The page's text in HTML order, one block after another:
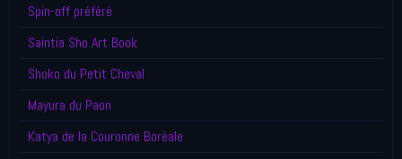
Spin-off préféré
Saintia Sho Art Book
Shoko du Petit Cheval
Mayura du Paon
Katya de la Couronne Boréale